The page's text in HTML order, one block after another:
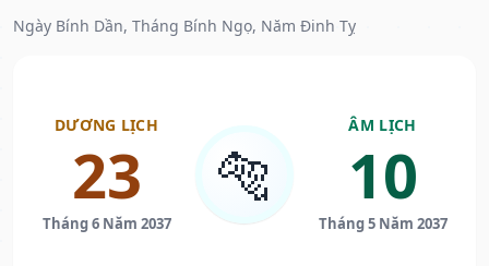
Ngày Bính Dần, Tháng Bính Ngọ, Năm Đinh Tỵ
DƯƠNG LỊCH
23
Tháng 6 Năm 2037
🐅
ÂM LỊCH
10
Tháng 5 Năm 2037